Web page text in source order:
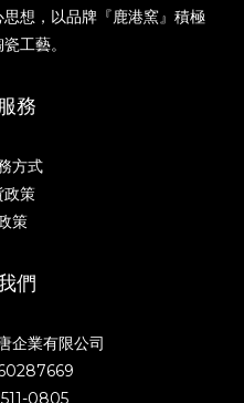
想，以品牌『鹿港窯』積極
工藝。
務
方式
政策
策
們
企業有限公司
0805